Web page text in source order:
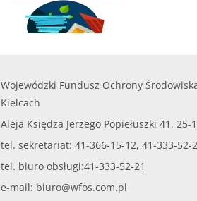
Wojewódzki Fundusz Ochrony
Kielcach
Aleja Księdza Jerzego Popiełuszki 41, 25-
tel. sekretariat: 41-366-15-12, 41-333-52-
tel. biuro obsługi:41-333-52-21
e-mail: biuro@wfos.com.pl